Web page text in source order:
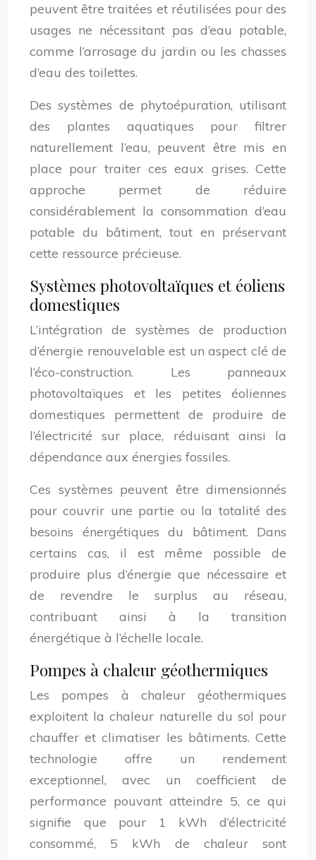
peuvent être traitées et réutilisées pour des
usages ne nécessitant pas d’eau potable,
comme l’arrosage du jardin ou les chasses
d’eau des toilettes.
Des systèmes de phytoépuration, utilisant
des plantes aquatiques pour filtrer
naturellement l’eau, peuvent être mis en
place pour traiter ces eaux grises. Cette
approche permet de réduire
considérablement la consommation d’eau
potable du bâtiment, tout en préservant
cette ressource précieuse.
Systèmes photovoltaïques et éoliens
domestiques
L’intégration de systèmes de production
d’énergie renouvelable est un aspect clé de
l’éco-construction. Les panneaux
photovoltaïques et les petites éoliennes
domestiques permettent de produire de
l’électricité sur place, réduisant ainsi la
dépendance aux énergies fossiles.
Ces systèmes peuvent être dimensionnés
pour couvrir une partie ou la totalité des
besoins énergétiques du bâtiment. Dans
certains cas, il est même possible de
produire plus d’énergie que nécessaire et
de revendre le surplus au réseau,
contribuant ainsi à la transition
énergétique à l’échelle locale.
Pompes à chaleur géothermiques
Les pompes à chaleur géothermiques
exploitent la chaleur naturelle du sol pour
chauffer et climatiser les bâtiments. Cette
technologie offre un rendement
exceptionnel, avec un coefficient de
performance pouvant atteindre 5, ce qui
signifie que pour 1 kWh d’électricité
consommé, 5 kWh de chaleur sont